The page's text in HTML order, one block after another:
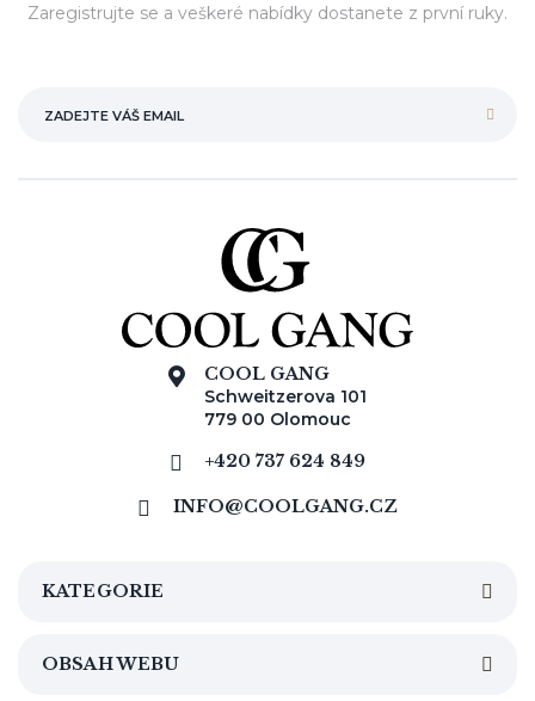
Zaregistrujte se a veškeré nabídky dostanete z první ruky.
COOL GANG
Schweitzerova 101
779 00 Olomouc
+420 737 624 849
INFO@COOLGANG.CZ
KATEGORIE
OBSAH WEBU